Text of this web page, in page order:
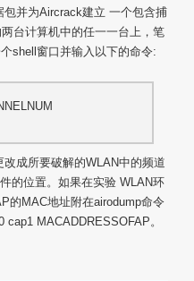
包并为Aircrack建立 一个包含捕
台计算机中的任一一台上，笔
shell窗口并输入以下的命令:
成所要破解的WLAN中的频道
的位置。如果在实验 WLAN环
的MAC地址附在airodump命令
MACADDRESSOFAP。